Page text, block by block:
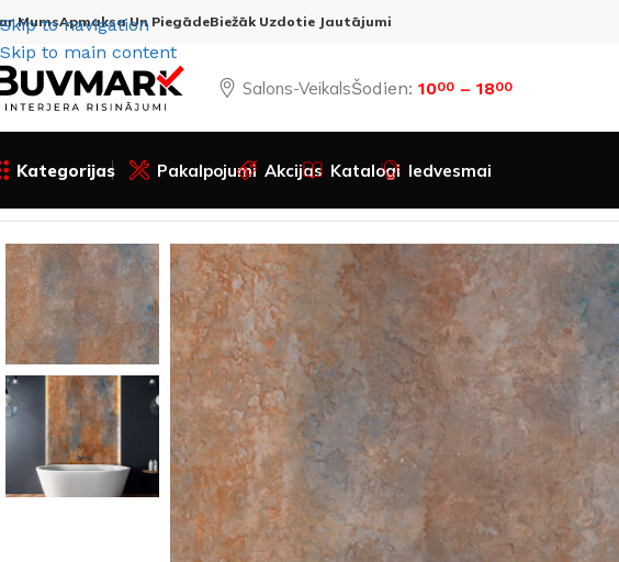
Skip to navigation
Skip to main content
MumsApmaksa Un PiegādeBiežāk Uzdotie Jautājumi
Salons-VeikalsŠodien: 1000 – 1800
Kategorijas Pakalpojumi Akcijas Katalogi Iedvesmai